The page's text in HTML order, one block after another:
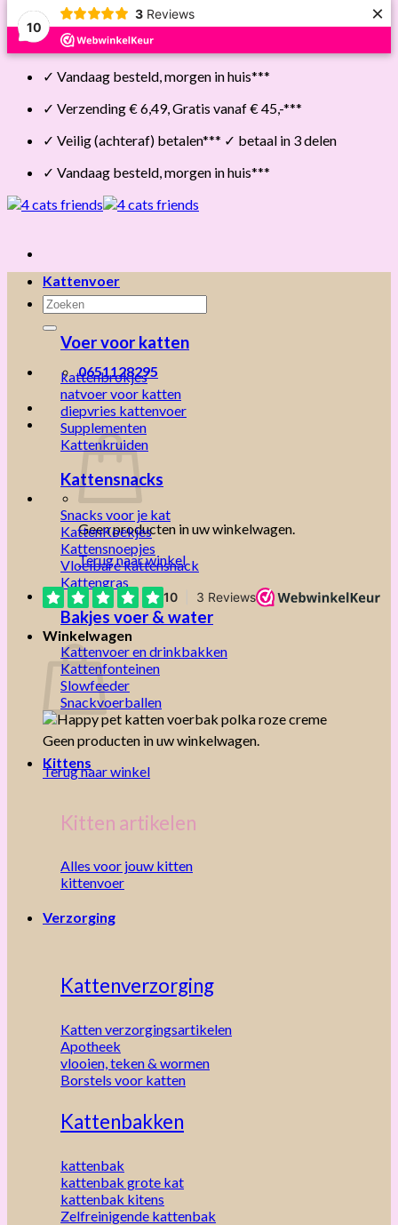
10
3 Reviews ×
Skip
✓ Vandaag besteld, morgen in huis***
✓ Verzending € 6,49, Gratis vanaf € 45,-***
✓ Veilig (achteraf) betalen*** ✓ betaal in 3 delen
✓ Vandaag besteld, morgen in huis***
Zoeken
naar:
0651128295
Geen producten in uw winkelwagen.
Terug naar winkel
Winkelwagen
Geen producten in uw winkelwagen.
Terug naar winkel
Kattenvoer
Voer voor katten
kattenbrokjes
natvoer voor katten
diepvries kattenvoer
Supplementen
Kattenkruiden
Kattensnacks
Snacks voor je kat
KattenKoekjes
Kattensnoepjes
Vloeibare kattensnack
Kattengras
Bakjes voer & water
Kattenvoer en drinkbakken
Kattenfonteinen
Slowfeeder
Snackvoerballen
Kittens
Kitten artikelen
Alles voor jouw kitten
kittenvoer
Verzorging
Kattenverzorging
Katten verzorgingsartikelen
Apotheek
vlooien, teken & wormen
Borstels voor katten
Kattenbakken
kattenbak
kattenbak grote kat
kattenbak kitens
Zelfreinigende kattenbak